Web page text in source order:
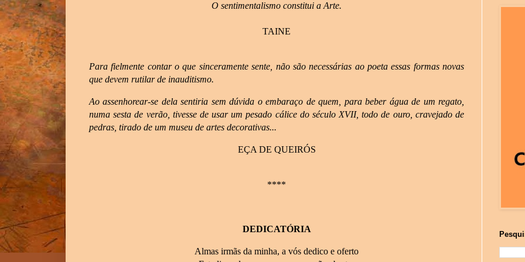
O sentimentalismo constitui a Arte.
TAINE
Para fielmente contar o que sinceramente sente, não são necessárias ao poeta essas formas novas
que devem rutilar de inauditismo.
Ao assenhorear-se dela sentiria sem dúvida o embaraço de quem, para beber água de um regato,
numa sesta de verão, tivesse de usar um pesado cálice do século XVII, todo de ouro, cravejado de
pedras, tirado de um museu de artes decorativas...
EÇA DE QUEIRÓS
****
DEDICATÓRIA
Almas irmãs da minha, a vós dedico e oferto